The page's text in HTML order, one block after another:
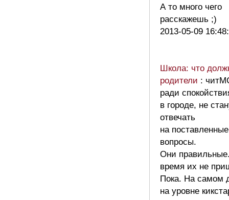
А то много чего
расскажешь ;)
2013-05-09
Школа: что
родители :
ради
в городе, не
отвечать
на
вопросы.
Они
время их не
Пока. На самом
на уровне